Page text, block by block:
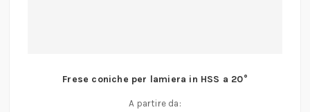
Frese coniche per lamiera in HSS a 20°
A partire da: